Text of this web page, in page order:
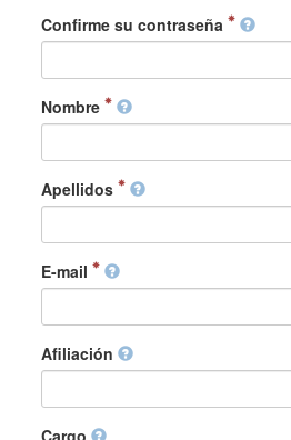
Confirme su contraseña
Nombre
Apellidos
E-mail
Afiliación
Cargo